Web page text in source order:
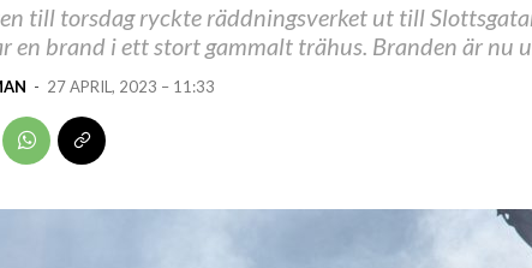
till torsdag ryckte räddningsverket ut till
en brand i ett stort gammalt trähus. Branden är nu
- 27 APRIL, 2023 – 11:33